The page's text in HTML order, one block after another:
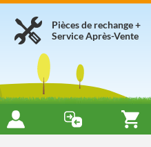
Pièces de rechange +
Service Après-Vente